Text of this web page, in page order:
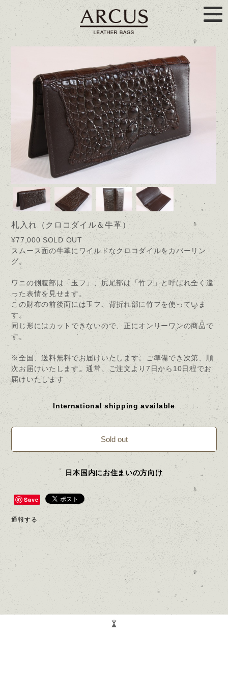
札入れ（クロコダイル＆牛革）
¥77,000 SOLD OUT
スムース面の牛革にワイルドなクロコダイルをカバーリン
グ。
ワニの側腹部は「玉フ」、尻尾部は「竹フ」と呼ばれ全く違
った表情を見せます。
この財布の前後面には玉フ、背折れ部に竹フを使っていま
す。
同じ形にはカットできないので、正にオンリーワンの商品で
す。
※全国、送料無料でお届けいたします。ご準備でき次第、順
次お届けいたします。通常、ご注文より7日から10日程でお
届けいたします
International shipping available
Sold out
日本国内にお住まいの方向け
Save
通報する